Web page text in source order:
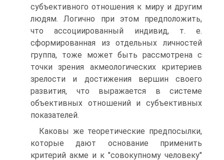
субъективного отношения к миру и другим
людям. Логично при этом предположить,
что ассоциированный индивид, т. е.
сформированная из отдельных личностей
группа, тоже может быть рассмотрена с
точки зрения акмеологических критериев
зрелости и достижения вершин своего
развития, что выражается в системе
объективных отношений и субъективных
показателей.
Каковы же теоретические предпосылки,
которые дают основание применить
критерий акме и к "совокупному человеку"